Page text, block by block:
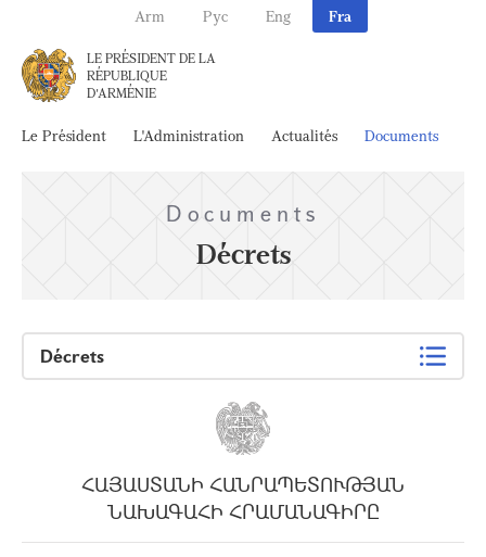
Arm Рус Eng Fra
LE PRÉSIDENT DE LA
RÉPUBLIQUE
D'ARMÉNIE
Le Président L'Administration Actualités Documents
Documents
Décrets
Décrets
ՀԱՅԱՍՏԱՆԻ ՀԱՆՐԱՊԵՏՈՒԹՅԱՆ
ՆԱԽԱԳԱՀԻ ՀՐԱՄԱՆԱԳԻՐԸ